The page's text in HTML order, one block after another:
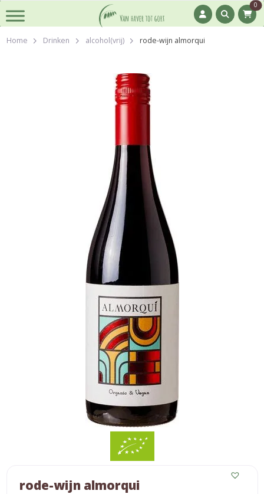
0
Home Drinken alcohol(vrij) rode-wijn almorqui
rode-wijn almorqui